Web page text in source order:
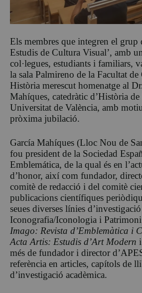
Els membres que integren el grup
Estudis de Cultura Visual’, amb
col·legues, estudiants i familiars,
la sala Palmireno de la Facultat
Història merescut homenatge al
Mahíques, catedràtic d’Història
Universitat de València, amb
pròxima jubilació.
García Mahíques (Lloc Nou de
fou president de la Sociedad
Emblemática, de la qual és en
d’honor, així com fundador,
comitè de redacció i del comitè
publicacions científiques
seues diverses línies
Iconografia/Iconologia i
Imago: Revista d’Emblemàtica i
Acta Artis: Estudis d’Art Modern i
més de fundador i director
referència en articles, capítols de
d’investigació acadèmica.